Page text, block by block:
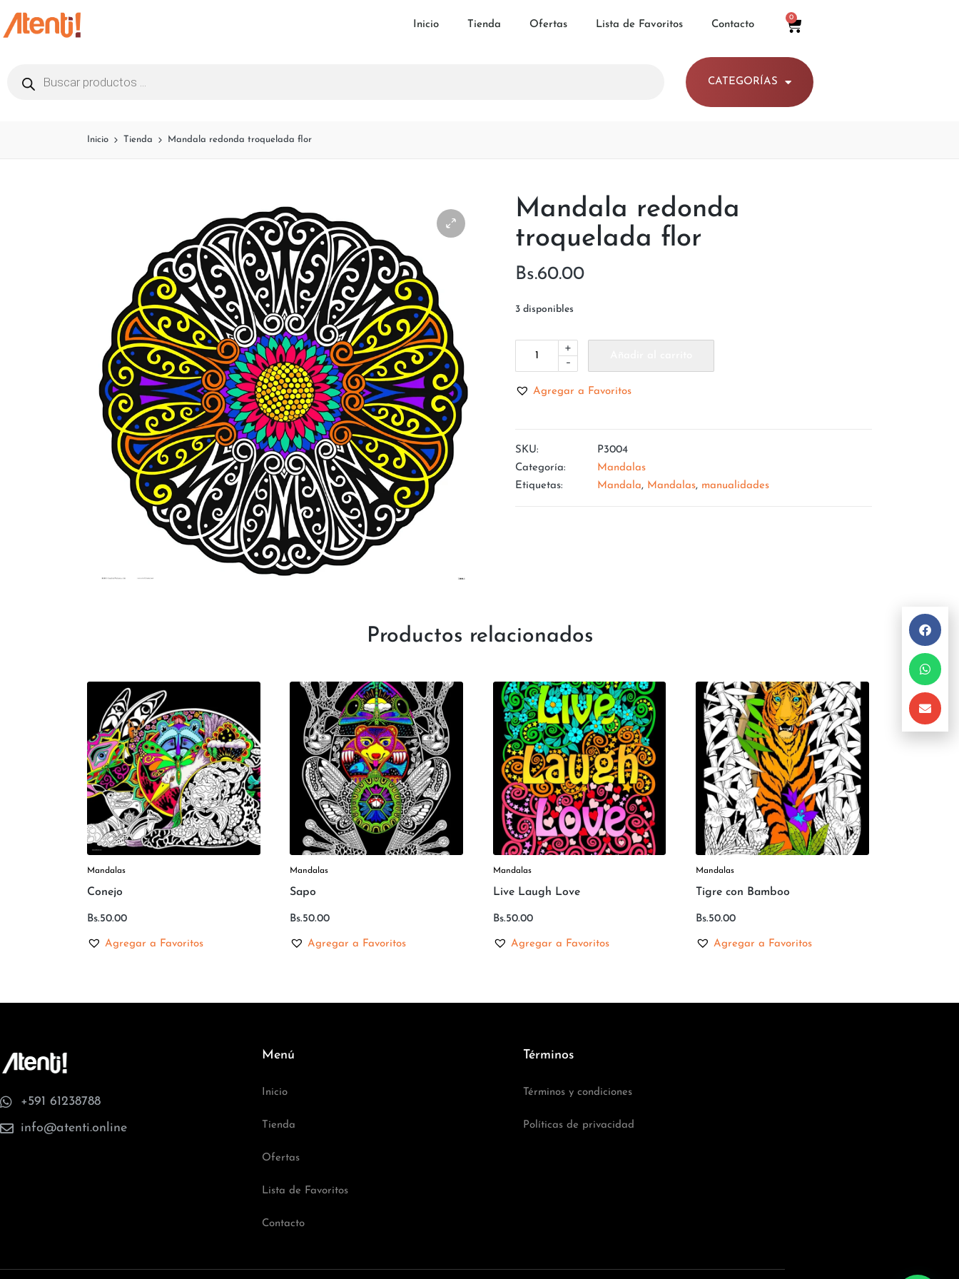
Inicio Tienda Ofertas Lista de Favoritos Contacto
0
CATEGORÍAS
Inicio Tienda Mandala redonda troquelada flor
Mandala redonda
troquelada flor
Bs.60.00
3 disponibles
-
+
Agregar a Favoritos
SKU:
P3004
Categoría:
Mandalas
Etiquetas:
Mandala, Mandalas, manualidades
Productos relacionados
Mandalas
Conejo
Bs.50.00
Agregar a Favoritos
Mandalas
Sapo
Bs.50.00
Agregar a Favoritos
Mandalas
Live Laugh Love
Bs.50.00
Agregar a Favoritos
Mandalas
Tigre con Bamboo
Bs.50.00
Agregar a Favoritos
+591 61238788
info@atenti.online
Menú
Inicio
Tienda
Ofertas
Lista de Favoritos
Contacto
Términos
Términos y condiciones
Políticas de privacidad